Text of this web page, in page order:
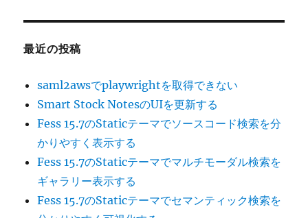
最近の投稿
saml2awsでplaywrightを取得できない
Smart Stock NotesのUIを更新する
Fess 15.7のStaticテーマでソースコード検索を分
かりやすく表示する
Fess 15.7のStaticテーマでマルチモーダル検索を
ギャラリー表示する
Fess 15.7のStaticテーマでセマンティック検索を